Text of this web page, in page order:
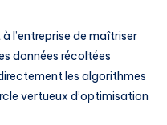
l’entreprise de maîtriser
données récoltées
les algorithmes
vertueux d’optimisation